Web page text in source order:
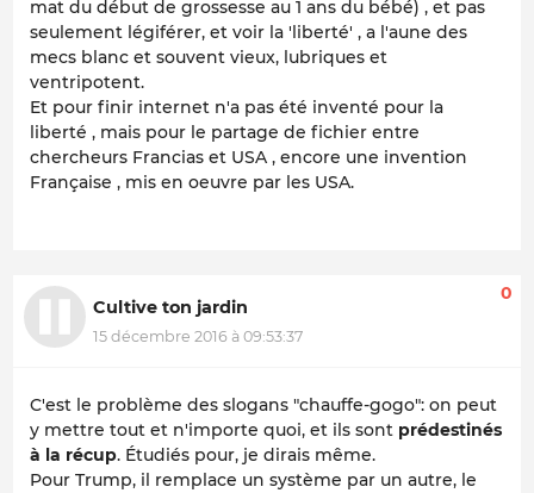
mat du début de grossesse au 1 ans du bébé) , et pas
seulement légiférer, et voir la 'liberté' , a l'aune des
mecs blanc et souvent vieux, lubriques et
ventripotent.
Et pour finir internet n'a pas été inventé pour la
liberté , mais pour le partage de fichier entre
chercheurs Francias et USA , encore une invention
Française , mis en oeuvre par les USA.
Cultive ton jardin
15 décembre 2016 à 09:53:37
0
C'est le problème des slogans "chauffe-gogo": on peut
y mettre tout et n'importe quoi, et ils sont prédestinés
à la récup. Étudiés pour, je dirais même.
Pour Trump, il remplace un système par un autre, le